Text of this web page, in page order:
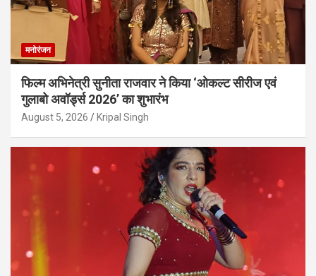
मनोरंजन
फिल्म अभिनेत्री सुनीता राजवार ने किया ‘ओकल्ट सीरीज एवं
गुलाबो अवॉर्ड्स 2026’ का शुभारंभ
August 5, 2026 Kripal Singh